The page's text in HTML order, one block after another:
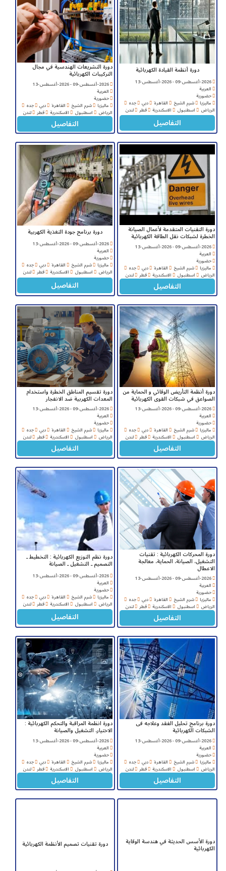
دورة أنظمة القيادة الكهربائية
2026-أغسطس-09 - 2026-أغسطس-13
العربية
حضورية
ماليزيا شرم الشيخ القاهرة دبي جده
الرياض اسطنبول الاسكندرية قطر لندن
التفاصيل
دورة التشريعات الهندسية في مجال
التركيبات الكهربائية
2026-أغسطس-09 - 2026-أغسطس-13
العربية
حضورية
ماليزيا شرم الشيخ القاهرة دبي جده
الرياض اسطنبول الاسكندرية قطر لندن
التفاصيل
دورة التقنيات المتقدمة لأعمال الصيانة
الخطرة لشبكات نقل الطاقة الكهربائية
2026-أغسطس-09 - 2026-أغسطس-13
العربية
حضورية
ماليزيا شرم الشيخ القاهرة دبي جده
الرياض اسطنبول الاسكندرية قطر لندن
التفاصيل
دورة برنامج جودة التغذية الكهربية
2026-أغسطس-09 - 2026-أغسطس-13
العربية
حضورية
ماليزيا شرم الشيخ القاهرة دبي جده
الرياض اسطنبول الاسكندرية قطر لندن
التفاصيل
دورة أنظمة التأريض الوقائي و الحماية من
الصواعق في شبكات القوى الكهربائية
2026-أغسطس-09 - 2026-أغسطس-13
العربية
حضورية
ماليزيا شرم الشيخ القاهرة دبي جده
الرياض اسطنبول الاسكندرية قطر لندن
التفاصيل
دورة تقسيم المناطق الخطرة واستخدام
المعدات الكهربية ضد الانفجار
2026-أغسطس-09 - 2026-أغسطس-13
العربية
حضورية
ماليزيا شرم الشيخ القاهرة دبي جده
الرياض اسطنبول الاسكندرية قطر لندن
التفاصيل
دورة المحركات الكهربائية : تقنيات
التشغيل، الصيانة، الحماية، معالجة
الاعطال
2026-أغسطس-09 - 2026-أغسطس-13
العربية
حضورية
ماليزيا شرم الشيخ القاهرة دبي جده
الرياض اسطنبول الاسكندرية قطر لندن
التفاصيل
دورة نظم التوزيع الكهربائية : التخطيط ـ
التصميم ـ التشغيل ـ الصيانة
2026-أغسطس-09 - 2026-أغسطس-13
العربية
حضورية
ماليزيا شرم الشيخ القاهرة دبي جده
الرياض اسطنبول الاسكندرية قطر لندن
التفاصيل
دورة برنامج تحليل الفقد وعلاجه فى
الشبكات الكهربائية
2026-أغسطس-09 - 2026-أغسطس-13
العربية
حضورية
ماليزيا شرم الشيخ القاهرة دبي جده
الرياض اسطنبول الاسكندرية قطر لندن
التفاصيل
دورة انظمة المراقبة والتحكم الكهربائية :
الاختيار، التشغيل والصيانة
2026-أغسطس-09 - 2026-أغسطس-13
العربية
حضورية
ماليزيا شرم الشيخ القاهرة دبي جده
الرياض اسطنبول الاسكندرية قطر لندن
التفاصيل
دورة الأسس الحديثة في هندسة الوقاية
الكهربائية دورة تقنيات تصميم الأنظمة الكهربائية